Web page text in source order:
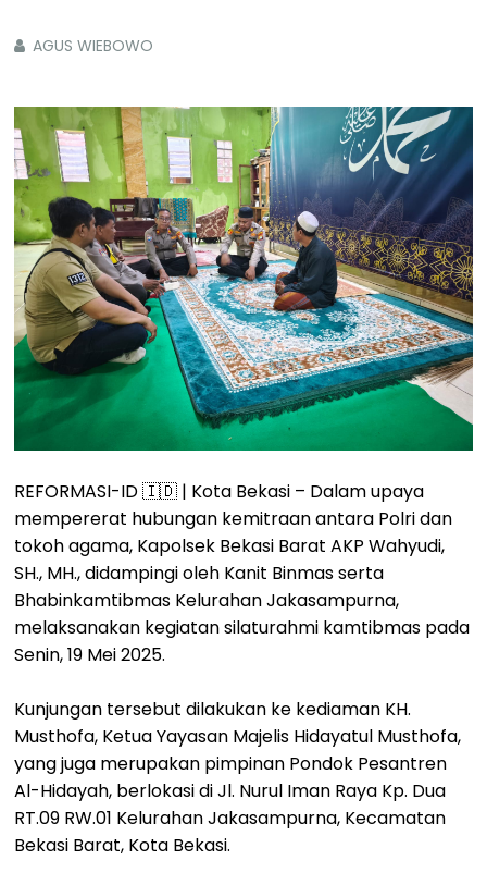
AGUS WIEBOWO
REFORMASI-ID 🇮🇩 | Kota Bekasi – Dalam upaya
mempererat hubungan kemitraan antara Polri dan
tokoh agama, Kapolsek Bekasi Barat AKP Wahyudi,
SH., MH., didampingi oleh Kanit Binmas serta
Bhabinkamtibmas Kelurahan Jakasampurna,
melaksanakan kegiatan silaturahmi kamtibmas pada
Senin, 19 Mei 2025.
Kunjungan tersebut dilakukan ke kediaman KH.
Musthofa, Ketua Yayasan Majelis Hidayatul Musthofa,
yang juga merupakan pimpinan Pondok Pesantren
Al-Hidayah, berlokasi di Jl. Nurul Iman Raya Kp. Dua
RT.09 RW.01 Kelurahan Jakasampurna, Kecamatan
Bekasi Barat, Kota Bekasi.